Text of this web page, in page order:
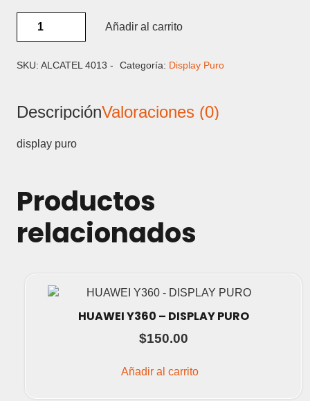
4013
DISPLAY
Añadir al carrito
SKU: ALCATEL 4013 - Categoría: Display Puro
DescripciónValoraciones (0)
display puro
Productos
relacionados
HUAWEI Y360 – DISPLAY PURO
$150.00
Añadir al carrito